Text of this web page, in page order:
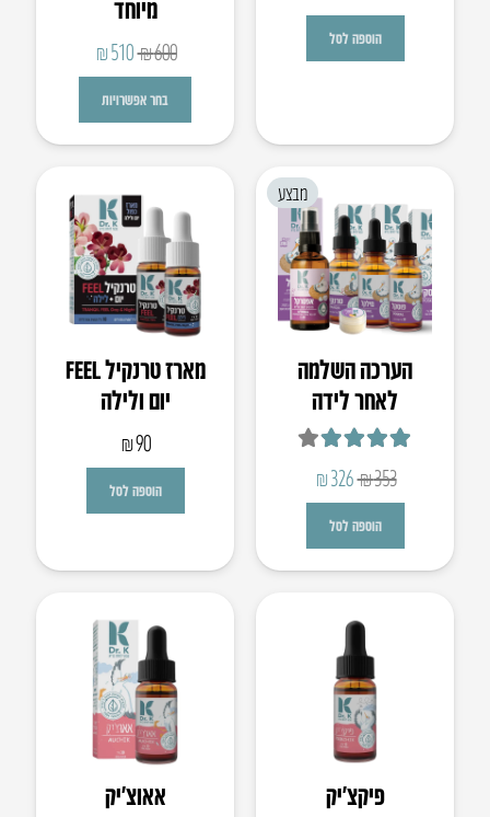
הוספה לסל
מיוחד
₪600
המחיר
המקורי
היה:
₪600.
₪510
הנוכחי
₪510.
בחר אפשרויות
מבצע
הערכה השלמה
לאחר לידה
₪353
המחיר
המקורי
היה:
₪353.
₪326
הנוכחי
₪326.
הוספה לסל
מארז טרנקיל FEEL
יום ולילה
₪90
הוספה לסל
פיקצ’יק אאוצ’יק